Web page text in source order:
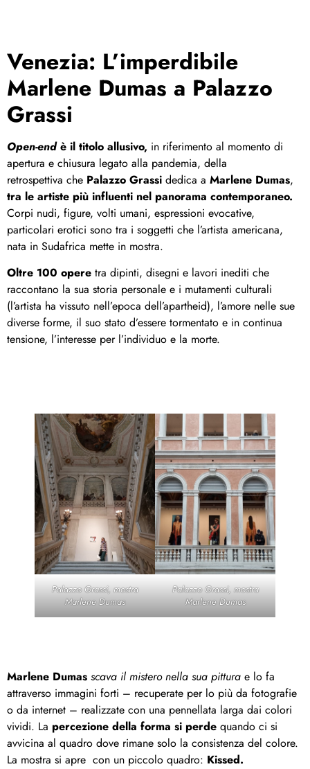
Venezia: L’imperdibile
Marlene Dumas a Palazzo
Grassi
Open-endè il titolo allusivo, in riferimento al momento di
apertura e chiusura legato alla pandemia, della
retrospettiva che Palazzo Grassi dedica a Marlene Dumas,
tra le artiste più influenti nel panorama contemporaneo.
Corpi nudi, figure, volti umani, espressioni evocative,
particolari erotici sono tra i soggetti che l’artista americana,
nata in Sudafrica mette in mostra.
Oltre 100 opere tra dipinti, disegni e lavori inediti che
raccontano la sua storia personale e i mutamenti culturali
(l’artista ha vissuto nell’epoca dell’apartheid), l’amore nelle sue
diverse forme, il suo stato d’essere tormentato e in continua
tensione, l’interesse per l’individuo e la morte.
Palazzo Grassi, mostra
Marlene Dumas
Palazzo Grassi, mostra
Marlene Dumas
Marlene Dumas scava il mistero nella sua pittura e lo fa
attraverso immagini forti – recuperate per lo più da fotografie
o da internet – realizzate con una pennellata larga dai colori
vividi. La percezione della forma si perde quando ci si
avvicina al quadro dove rimane solo la consistenza del colore.
La mostra si apre con un piccolo quadro: Kissed.